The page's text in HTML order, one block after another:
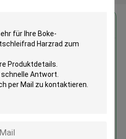
besten Preis für
Harzbindungs-
Harzrad zum
von Glas